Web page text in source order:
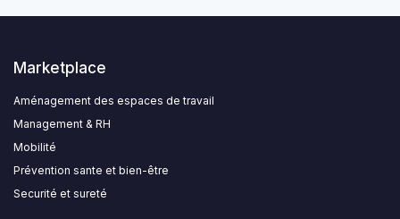
Marketplace
Aménagement des espaces de travail
Management & RH
Mobilité
Prévention sante et bien-être
Securité et sureté